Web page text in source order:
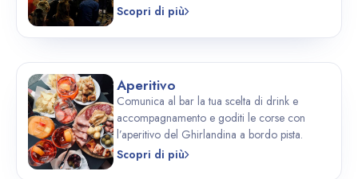
Scopri di più
Aperitivo
Comunica al bar la tua scelta di drink e
accompagnamento e goditi le corse con
l’aperitivo del Ghirlandina a bordo pista.
Scopri di più